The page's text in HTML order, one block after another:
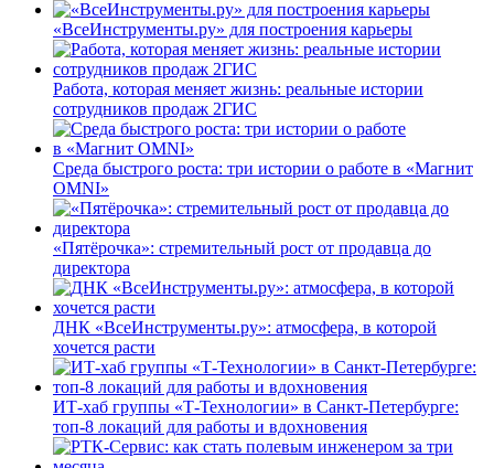
«ВсеИнструменты.ру» для построения карьеры
Работа, которая меняет жизнь: реальные истории
сотрудников продаж 2ГИС
Среда быстрого роста: три истории о работе в «Магнит
OMNI»
«Пятёрочка»: стремительный рост от продавца до
директора
ДНК «ВсеИнструменты.ру»: атмосфера, в которой
хочется расти
ИТ-хаб группы «Т-Технологии» в Санкт-Петербурге:
топ-8 локаций для работы и вдохновения